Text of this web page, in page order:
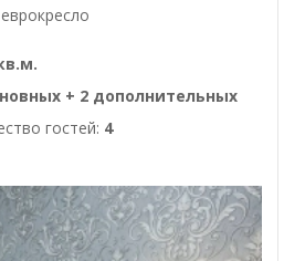
+ 2 дополнительных
гостей: 4